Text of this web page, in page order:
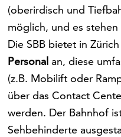
(oberirdisch und
möglich, und es stehen
Die SBB bietet in
Personal an, diese
(z.B. Mobilift oder
über das Contact
werden. Der Bahnhof
Sehbehinderte